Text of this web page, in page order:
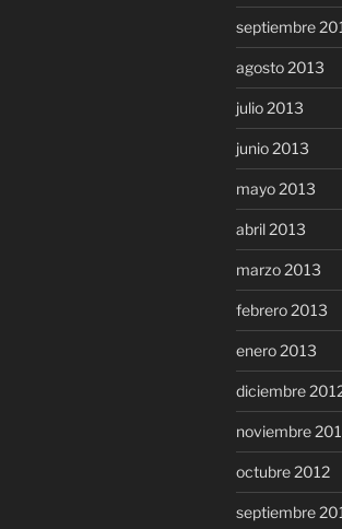
septiembre
agosto 2013
julio 2013
junio 2013
mayo 2013
abril 2013
marzo 2013
febrero 2013
enero 2013
diciembre
noviembre
octubre 2012
septiembre